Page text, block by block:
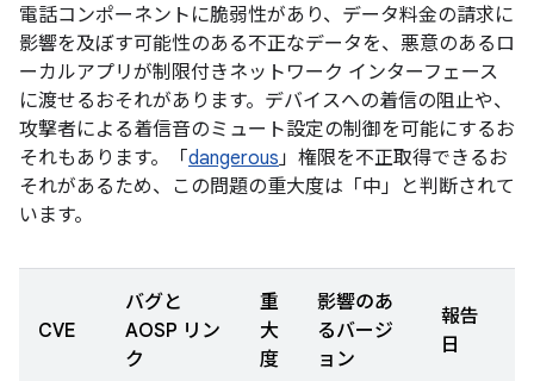
電話コンポーネントに脆弱性があり、データ料金の請求に
影響を及ぼす可能性のある不正なデータを、悪意のあるロ
ーカルアプリが制限付きネットワーク インターフェース
に渡せるおそれがあります。デバイスへの着信の阻止や、
攻撃者による着信音のミュート設定の制御を可能にするお
それもあります。「 dangerous」権限を不正取得できるお
それがあるため、この問題の重大度は「中」と判断されて
います。
CVE
バグと
AOSP リン
ク
重
大
度
影響のあ
るバージ
ョン
報告
日